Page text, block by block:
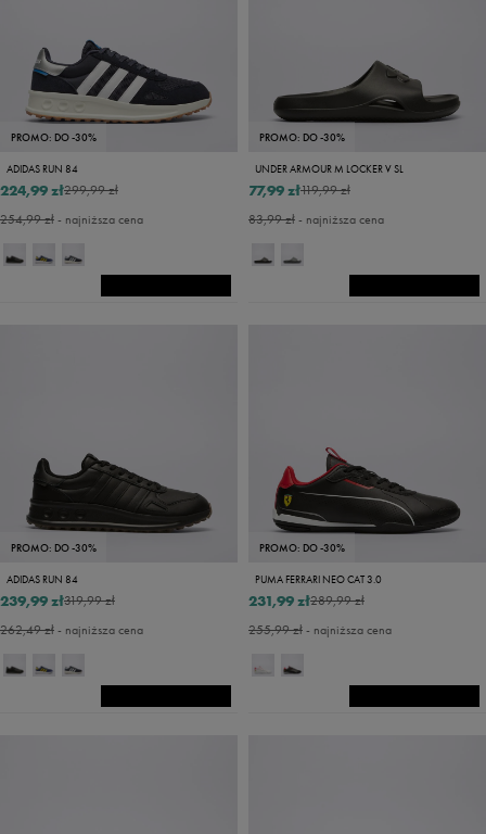
PROMO: DO -30%
ADIDAS RUN 84
299,99 zł
224,99 zł
254,99 zł- najniższa cena
PROMO: DO -30%
UNDER ARMOUR M LOCKER V SL
119,99 zł
77,99 zł
83,99 zł- najniższa cena
PROMO: DO -30%
ADIDAS RUN 84
319,99 zł
239,99 zł
262,49 zł- najniższa cena
PROMO: DO -30%
PUMA FERRARI NEO CAT 3.0
289,99 zł
231,99 zł
255,99 zł- najniższa cena